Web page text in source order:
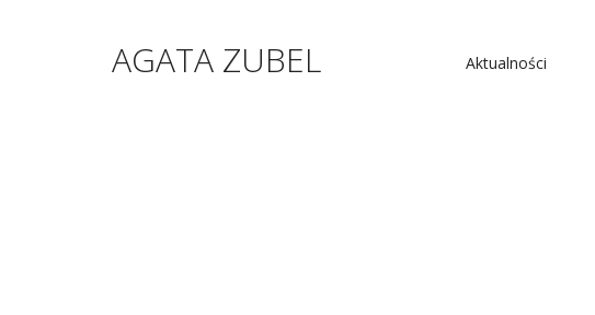
AGATA ZUBEL Aktualności